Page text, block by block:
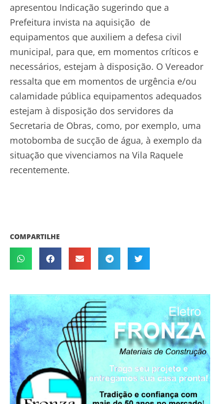
apresentou Indicação sugerindo que a
Prefeitura invista na aquisição de
equipamentos que auxiliem a defesa civil
municipal, para que, em momentos críticos e
necessários, estejam à disposição. O Vereador
ressalta que em momentos de urgência e/ou
calamidade pública equipamentos adequados
estejam à disposição dos servidores da
Secretaria de Obras, como, por exemplo, uma
motobomba de sucção de água, à exemplo da
situação que vivenciamos na Vila Raquele
recentemente.
COMPARTILHE